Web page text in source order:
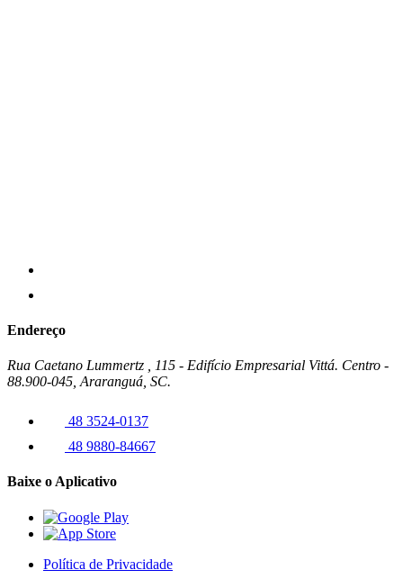
Endereço
Rua Caetano Lummertz , 115 - Edifício Empresarial Vittá. Centro -
88.900-045, Araranguá, SC.
48 3524-0137
48 9880-84667
Baixe o Aplicativo
Política de Privacidade